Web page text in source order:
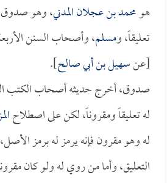
هومحمد بن عجلان المدني، وهو
تعليقاً، ومسلم، وأصحاب السنن
[عنسهيل بن أبي صالح].
صدوق، أخرج حديثه أصحاب الكتب
له تعليقاً ومقروناً، لكن على اصطلاح
له وهو مقرون فإنه يرمز له برمز
التعليق، وأما من روي له ولو كان